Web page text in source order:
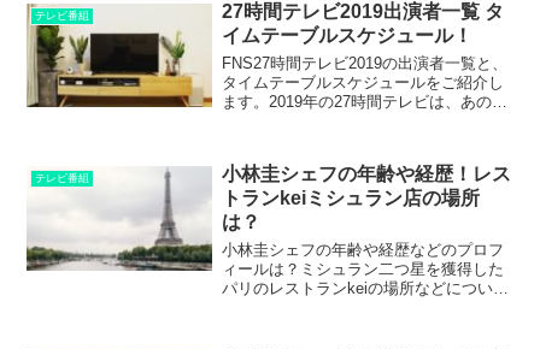
テレビ番組
27時間テレビ2019出演者一覧 タ
イムテーブルスケジュール！
FNS27時間テレビ2019の出演者一覧と、
タイムテーブルスケジュールをご紹介し
ます。2019年の27時間テレビは、あの名
テレビ番組
小林圭シェフの年齢や経歴！レス
トランkeiミシュラン店の場所
は？
小林圭シェフの年齢や経歴などのプロフ
ィールは？ミシュラン二つ星を獲得した
パリのレストランkeiの場所などについて